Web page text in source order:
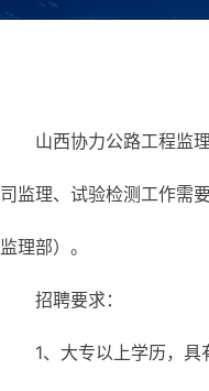
山西协力公路工程监
司监理、试验检测工作需
监理部）。
招聘要求：
1、大专以上学历，